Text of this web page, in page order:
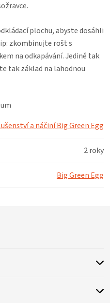
plochu, abyste dosáhli
zkombinujte rošt s
na odkapávání. Jedině tak
tak základ na lahodnou
a náčiní Big Green Egg
2 roky
Big Green Egg